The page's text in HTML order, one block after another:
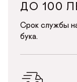
ДО 100
Срок службы
бука.